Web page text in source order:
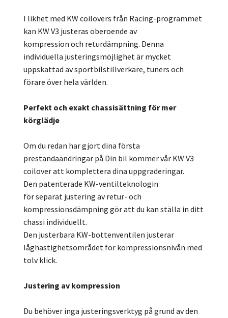
I likhet med KW coilovers från Racing-programmet
kan KW V3 justeras oberoende av
kompression och returdämpning. Denna
individuella justeringsmöjlighet är mycket
uppskattad av sportbilstillverkare, tuners och
förare över hela världen.
Perfekt och exakt chassisättning för mer
körglädje
Om du redan har gjort dina första
prestandaändringar på Din bil kommer vår KW V3
coilover att komplettera dina uppgraderingar.
Den patenterade KW-ventilteknologin
för separat justering av retur- och
kompressionsdämpning gör att du kan ställa in ditt
chassi individuellt.
Den justerbara KW-bottenventilen justerar
låghastighetsområdet för kompressionsnivån med
tolv klick.
Justering av kompression
Du behöver inga justeringsverktyg på grund av den